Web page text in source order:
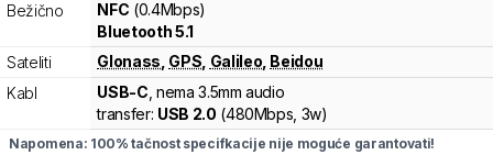
Bežično NFC (0.4Mbps)
Bluetooth 5.1
Sateliti
Glonass GPS Galileo Beidou
Kabl
USB-C , nema 3.5mm audio
transfer: USB 2.0 (480Mbps, 3w)
Napomena: 100% tačnost specifkacije nije moguće garantovati!